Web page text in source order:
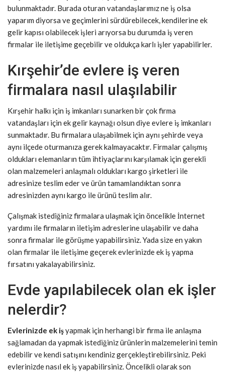
bulunmaktadır. Burada oturan vatandaşlarımız ne iş olsa
yaparım diyorsa ve geçimlerini sürdürebilecek, kendilerine ek
gelir kapısı olabilecek işleri arıyorsa bu durumda iş veren
firmalar ile iletişime geçebilir ve oldukça karlı işler yapabilirler.
Kırşehir’de evlere iş veren
firmalara nasıl ulaşılabilir
Kırşehir halkı için iş imkanları sunarken bir çok firma
vatandaşları için ek gelir kaynağı olsun diye evlere iş imkanları
sunmaktadır. Bu firmalara ulaşabilmek için aynı şehirde veya
aynı ilçede oturmanıza gerek kalmayacaktır. Firmalar çalışmış
oldukları elemanların tüm ihtiyaçlarını karşılamak için gerekli
olan malzemeleri anlaşmalı oldukları kargo şirketleri ile
adresinize teslim eder ve ürün tamamlandıktan sonra
adresinizden aynı kargo ile ürünü teslim alır.
Çalışmak istediğiniz firmalara ulaşmak için öncelikle İnternet
yardımı ile firmaların iletişim adreslerine ulaşabilir ve daha
sonra firmalar ile görüşme yapabilirsiniz. Yada size en yakın
olan firmalar ile iletişime geçerek evlerinizde ek iş yapma
fırsatını yakalayabilirsiniz.
Evde yapılabilecek olan ek işler
nelerdir?
Evlerinizde ek işyapmak için herhangi bir firma ile anlaşma
sağlamadan da yapmak istediğiniz ürünlerin malzemelerini temin
edebilir ve kendi satışını kendiniz gerçekleştirebilirsiniz. Peki
evlerinizde nasıl ek iş yapabilirsiniz. Öncelikli olarak son